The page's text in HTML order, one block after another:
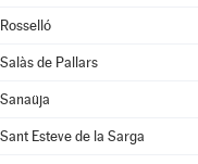
Rosselló
Salàs de Pallars
Sanaüja
Sant Esteve de la Sarga